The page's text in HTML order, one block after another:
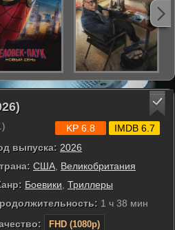
выпуска: 2026
США Великобритания
Боевики Триллеры
1 ч 38 мин
FHD (1080p)
KP 6.8 IMDB 6.7